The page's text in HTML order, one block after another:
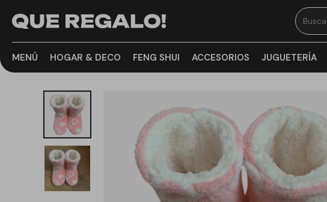
MENÚ HOGAR & DECO FENG SHUI ACCESORIOS JUGUETERÍA